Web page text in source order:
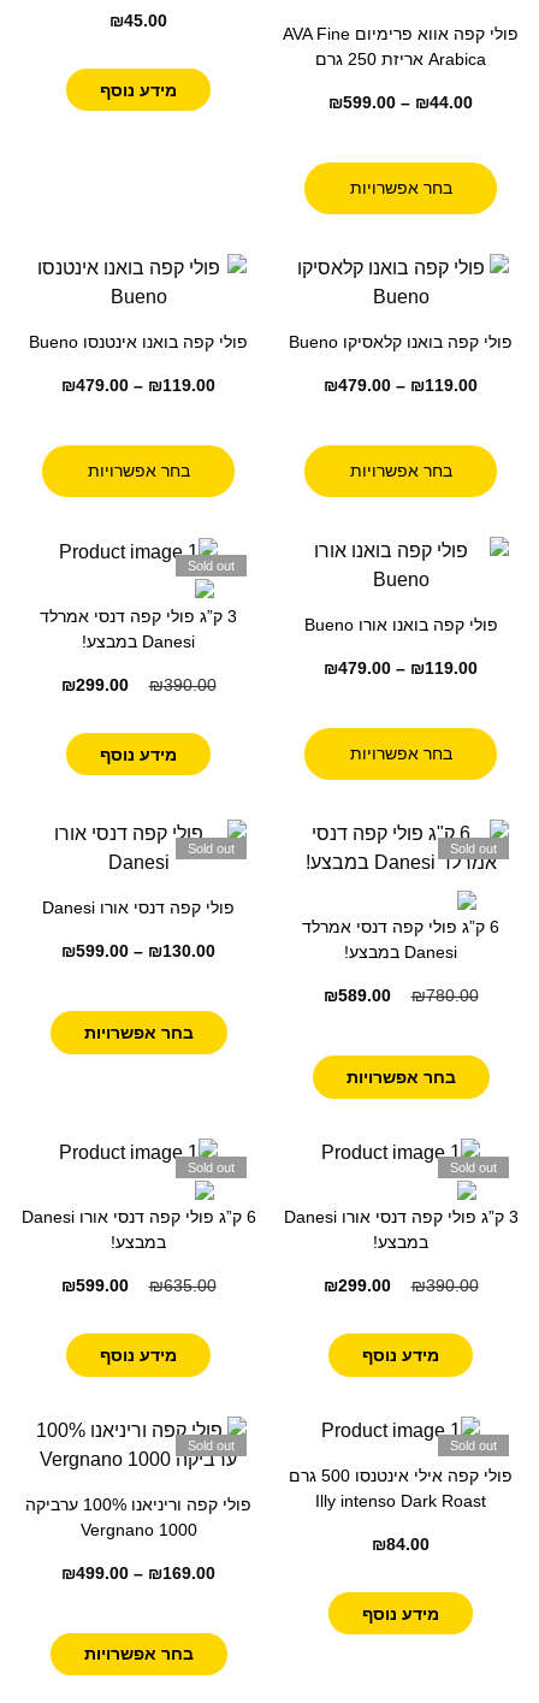
פולי קפה אווא פרימיום AVA Fine
Arabica אריזת 250 גרם
₪44.00
–
₪599.00
בחר אפשרויות
₪45.00
מידע נוסף
פולי קפה בואנו קלאסיקו Bueno
₪119.00
–
₪479.00
בחר אפשרויות
פולי קפה בואנו אינטנסו Bueno
₪119.00
–
₪479.00
בחר אפשרויות
פולי קפה בואנו אורו Bueno
₪119.00
–
₪479.00
בחר אפשרויות
Sold out
3 ק”ג פולי קפה דנסי אמרלד
Danesi במבצע!
₪390.00
₪299.00
מידע נוסף
Sold out
6 ק”ג פולי קפה דנסי אמרלד
Danesi במבצע!
₪780.00
₪589.00
בחר אפשרויות
Sold out
פולי קפה דנסי אורו Danesi
₪130.00
–
₪599.00
בחר אפשרויות
Sold out
3 ק”ג פולי קפה דנסי אורו Danesi
במבצע!
₪390.00
₪299.00
מידע נוסף
Sold out
6 ק”ג פולי קפה דנסי אורו Danesi
במבצע!
₪635.00
₪599.00
מידע נוסף
Sold out
פולי קפה אילי אינטנסו 500 גרם
Illy intenso Dark Roast
₪84.00
מידע נוסף
Sold out
פולי קפה וריניאנו 100% ערביקה
1000 Vergnano
₪169.00
–
₪499.00
בחר אפשרויות